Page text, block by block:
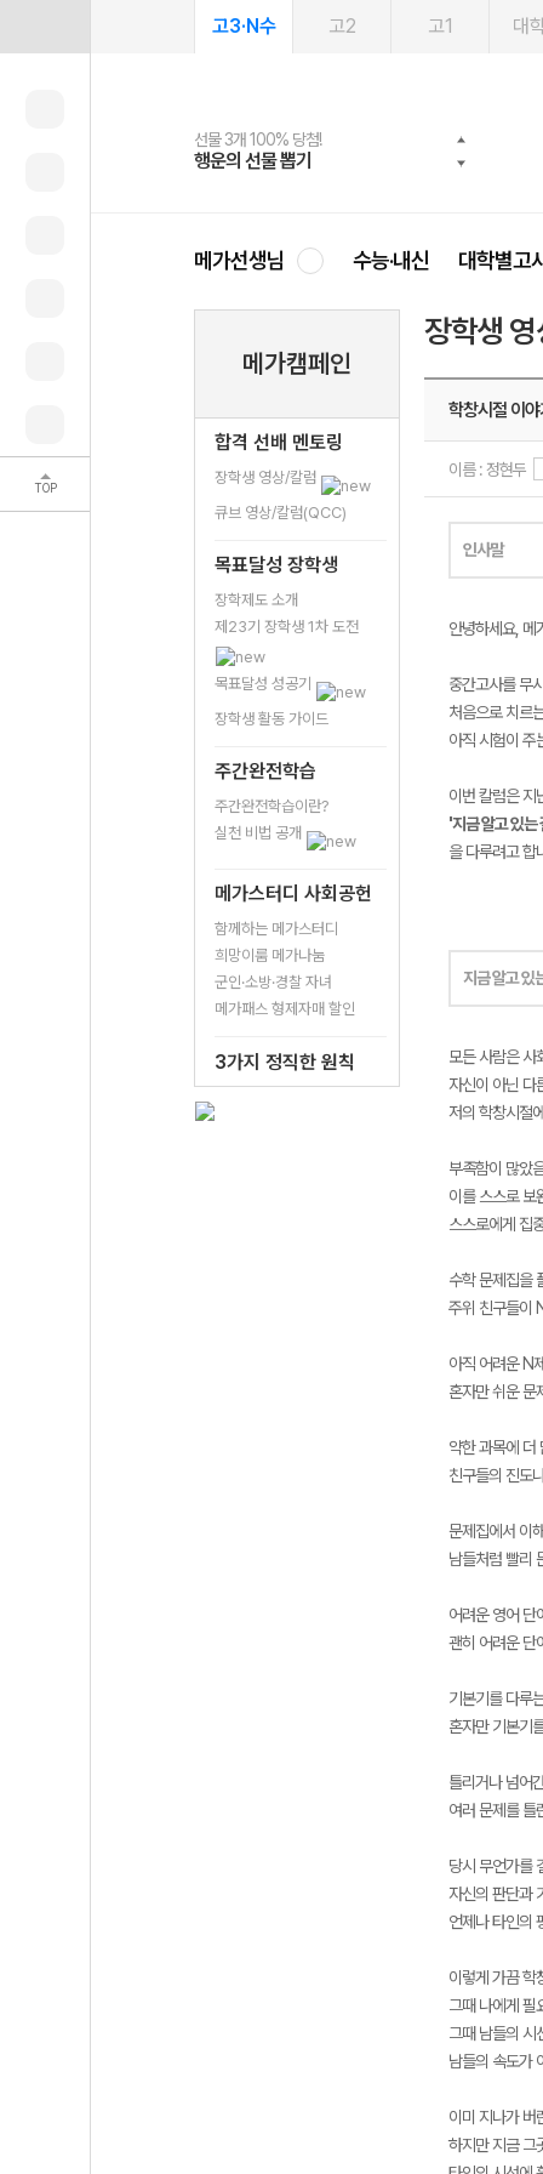
TOP
고3·N수 고2 고1 대
선물 3개 100% 당첨!
행운의 선물 뽑기
선물 100% 증정!
메가스터디 X 올리브
여름방학 스터디 캐시백
메가런 썸머스쿨
2027 러셀 단과
강사 공개선발
스마트러닝앱
설문 EVENT
메가패스
3일 무료 체험권
메가패스 수강생 무료혜택!
메가클럽 멤버십
사회공헌 캠페인
희망이룸 메가나눔
메가선생님 수능·내신 대학별고
메가캠페인
합격 선배 멘토링
장학생 영상/칼럼
큐브 영상/칼럼(QCC)
목표달성 장학생
장학제도 소개
제23기 장학생 1차 도전
목표달성 성공기
장학생 활동 가이드
주간완전학습
주간완전학습이란?
실천 비법 공개
메가스터디 사회공헌
함께하는 메가스터디
희망이룸 메가나눔
군인·소방·경찰 자녀
메가패스 형제자매 할인
3가지 정직한 원칙
장학생
학창시절 이
이름 : 정현두
인사말
안녕하세요, 메
중간고사를 무
처음으로 치르
아직 시험이 주
이번 칼럼은 지
'지금 알고 있는
을 다루려고 합
지금 알고 있
모든 사람은 사
자신이 아닌 다
저의 학창시절
부족함이 많았
이를 스스로 보
스스로에게 집
수학 문제집을
주위 친구들이
아직 어려운 N
혼자만 쉬운 문
약한 과목에 더
친구들의 진도
문제집에서 이
남들처럼 빨리
어려운 영어 단
괜히 어려운 단
기본기를 다루
혼자만 기본기
틀리거나 넘어
여러 문제를 틀
당시 무언가를
자신의 판단과
언제나 타인의
이렇게 가끔 학
그때 나에게 필
그때 남들의 시
남들의 속도가
이미 지나가 버
하지만 지금 그